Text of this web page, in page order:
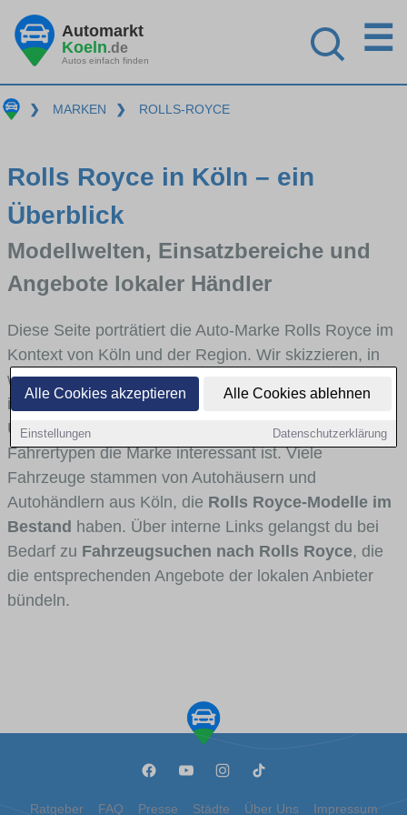
Alle Cookies akzeptieren Alle Cookies ablehnen
Einstellungen Datenschutzerklärung
Automarkt
Koeln.de
Autos einfach finden
☰
❯ MARKEN ❯ ROLLS-ROYCE
Rolls Royce in Köln – ein
Überblick
Modellwelten, Einsatzbereiche und
Angebote lokaler Händler
Diese Seite porträtiert die Auto-Marke Rolls Royce im
Kontext von Köln und der Region. Wir skizzieren, in
welchen Fahrzeugklassen Rolls Royce stark vertreten
ist, welche Modellreihen häufig im Stadt- und
Umlandverkehr zu sehen sind und für welche
Fahrertypen die Marke interessant ist. Viele
Fahrzeuge stammen von Autohäusern und
Autohändlern aus Köln, die Rolls Royce-Modelle im
Bestand haben. Über interne Links gelangst du bei
Bedarf zu Fahrzeugsuchen nach Rolls Royce, die
die entsprechenden Angebote der lokalen Anbieter
bündeln.
Ratgeber FAQ Presse Städte Über Uns Impressum